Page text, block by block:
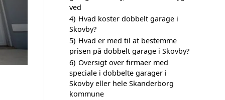
ved
4) Hvad koster dobbelt garage i
Skovby?
5) Hvad er med til at bestemme
prisen på dobbelt garage i Skovby?
6) Oversigt over firmaer med
speciale i dobbelte garager i
Skovby eller hele Skanderborg
kommune